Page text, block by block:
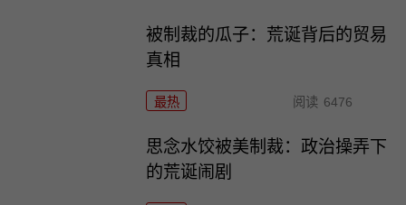
被制裁的瓜子：荒诞背后的贸易
真相
最热 阅读 6476
思念水饺被美制裁：政治操弄下
的荒诞闹剧